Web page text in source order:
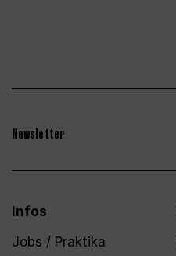
Newsletter
Infos
Jobs / Praktika